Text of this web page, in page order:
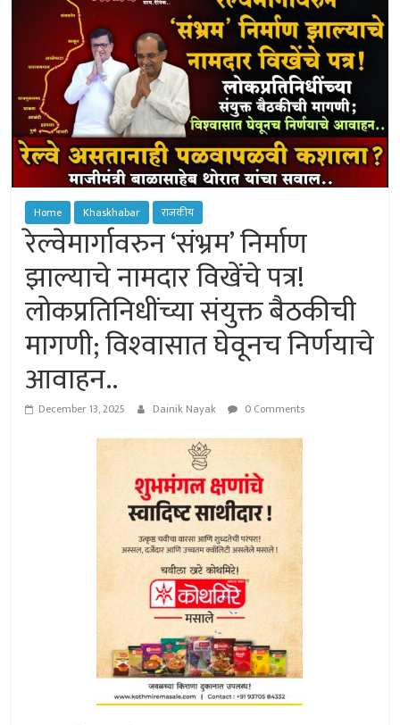
Sangamner
Home Khaskhabar राजकीय
रेल्वेमार्गावरुन ‘संभ्रम’ निर्माण
झाल्याचे नामदार विखेंचे पत्र!
लोकप्रतिनिधींच्या संयुक्त बैठकीची
मागणी; विश्‍वासात घेवूनच निर्णयाचे
आवाहन..
December 13, 2025 Dainik Nayak 0 Comments